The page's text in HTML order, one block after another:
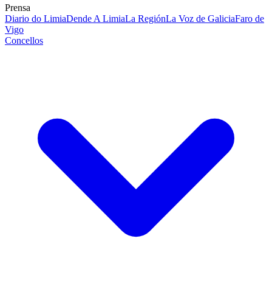
Prensa
Diario do LimiaDende A LimiaLa RegiónLa Voz de GaliciaFaro de
Vigo
Concellos